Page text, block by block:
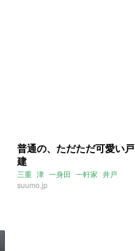
普通の、ただただ可愛い戸
建
三重 津 一身田 一軒家 井戸
suumo.jp